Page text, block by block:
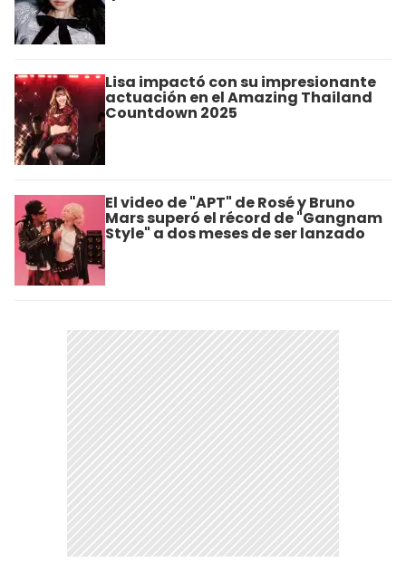
Lisa impactó con su impresionante
actuación en el Amazing Thailand
Countdown 2025
El video de "APT" de Rosé y Bruno
Mars superó el récord de "Gangnam
Style" a dos meses de ser lanzado